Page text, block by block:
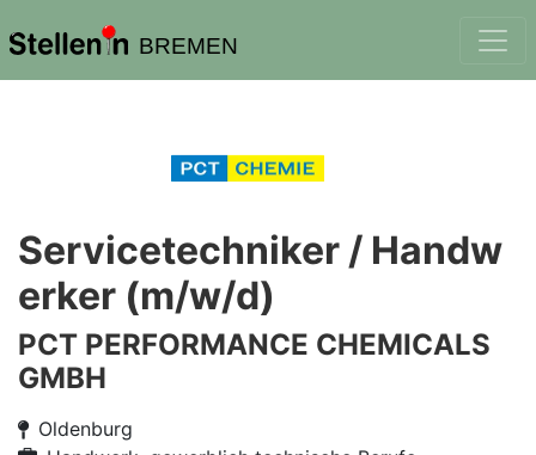
BREMEN
Servicetechniker / Handw
erker (m/w/d)
PCT PERFORMANCE CHEMICALS
GMBH
Oldenburg